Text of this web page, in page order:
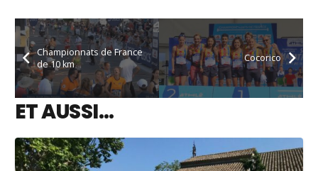
Championnats de France
de 10 km
Cocorico
ET AUSSI…